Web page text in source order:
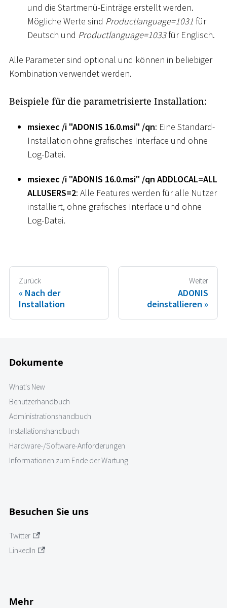
und die Startmenü-Einträge erstellt werden.
Mögliche Werte sind Productlanguage=1031 für
Deutsch und Productlanguage=1033für Englisch.
Alle Parameter sind optional und können in beliebiger
Kombination verwendet werden.
Beispiele für die parametrisierte Installation:
msiexec /i "ADONIS 16.0.msi" /qn: Eine Standard-
Installation ohne grafisches Interface und ohne
Log-Datei.
msiexec /i "ADONIS 16.0.msi" /qn ADDLOCAL=ALL
ALLUSERS=2: Alle Features werden für alle Nutzer
installiert, ohne grafisches Interface und ohne
Log-Datei.
Zurück
Nach der
Installation
Weiter
ADONIS
deinstallieren
Dokumente
What's New
Benutzerhandbuch
Administrationshandbuch
Installationshandbuch
Hardware-/Software-Anforderungen
Informationen zum Ende der Wartung
Besuchen Sie uns
Twitter
LinkedIn
Mehr